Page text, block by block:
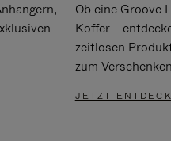
Ob eine Groove
Koffer –
zeitlosen
zum
JETZT